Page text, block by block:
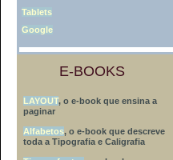
Tablets
Google
E-BOOKS
LAYOUT, o e-book que ensina a
paginar
Alfabetos, o e-book que descreve
toda a Tipografia e Caligrafia